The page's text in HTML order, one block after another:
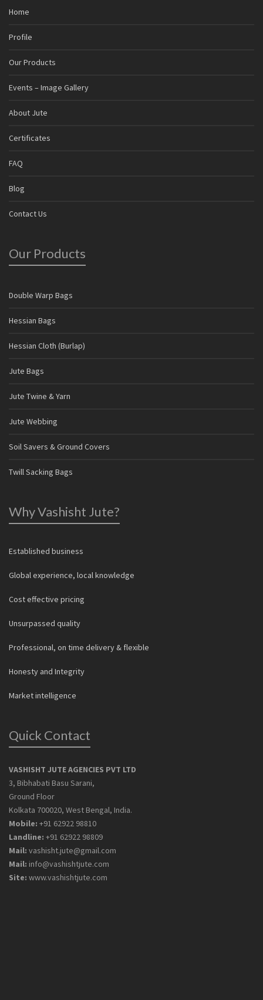
Home
Profile
Our Products
Events – Image Gallery
About Jute
Certificates
FAQ
Blog
Contact Us
Our Products
Double Warp Bags
Hessian Bags
Hessian Cloth (Burlap)
Jute Bags
Jute Twine & Yarn
Jute Webbing
Soil Savers & Ground Covers
Twill Sacking Bags
Why Vashisht Jute?
Established business
Global experience, local knowledge
Cost effective pricing
Unsurpassed quality
Professional, on time delivery & flexible
Honesty and Integrity
Market intelligence
Quick Contact
VASHISHT JUTE AGENCIES PVT LTD
3, Bibhabati Basu Sarani,
Ground Floor
Kolkata 700020, West Bengal, India.
Mobile: +91 62922 98810
Landline: +91 62922 98809
Mail: vashisht.jute@gmail.com
Mail: info@vashishtjute.com
Site: www.vashishtjute.com